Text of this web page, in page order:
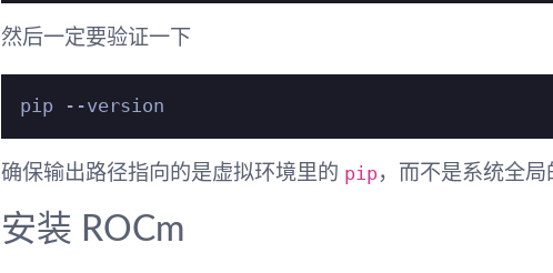
然后一定要验证一下
确保输出路径指向的是虚拟环境里的 pip，而不是系统全局
安装 ROCm